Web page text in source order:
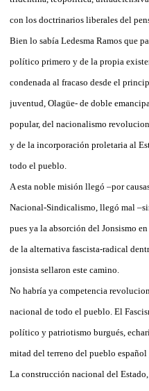
con los doctrinarios liberales del
Bien lo sabía Ledesma Ramos que
político primero y de la propia
condenada al fracaso desde el
juventud, Olagüe- de doble
popular, del nacionalismo
y de la incorporación proletaria al
todo el pueblo.
A esta noble misión llegó –por
Nacional-Sindicalismo, llegó mal
pues ya la absorción del Jonsismo
de la alternativa fascista-radical
jonsista sellaron este camino.
No habría ya competencia
nacional de todo el pueblo. El
político y patriotismo burgués,
mitad del terreno del pueblo español
La construcción nacional del